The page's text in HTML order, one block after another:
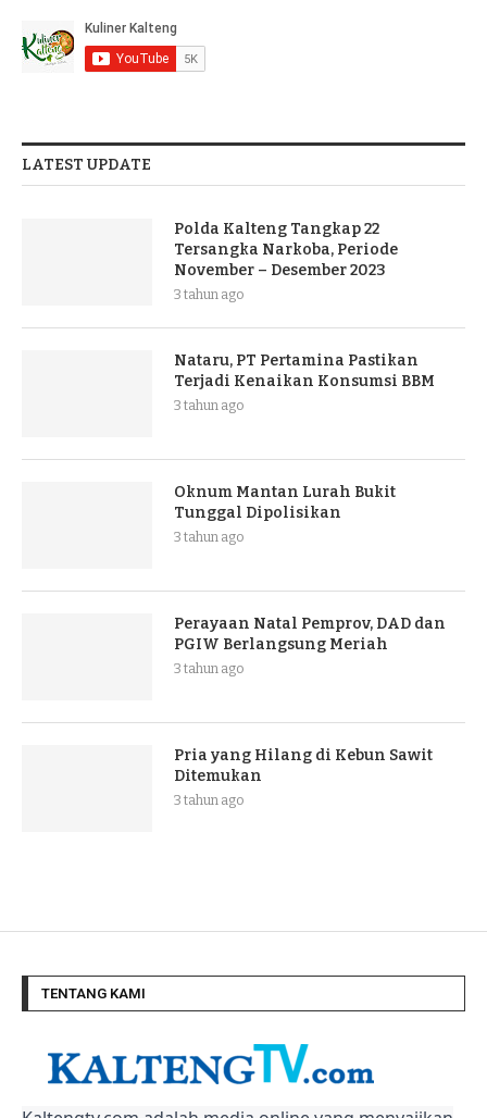
LATEST UPDATE
Polda Kalteng Tangkap 22
Tersangka Narkoba, Periode
November – Desember 2023
3 tahun ago
Nataru, PT Pertamina Pastikan
Terjadi Kenaikan Konsumsi BBM
3 tahun ago
Oknum Mantan Lurah Bukit
Tunggal Dipolisikan
3 tahun ago
Perayaan Natal Pemprov, DAD dan
PGIW Berlangsung Meriah
3 tahun ago
Pria yang Hilang di Kebun Sawit
Ditemukan
3 tahun ago
TENTANG KAMI